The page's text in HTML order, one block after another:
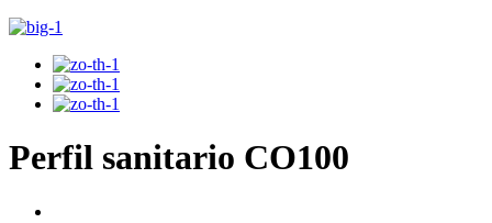
Perfil sanitario CO100